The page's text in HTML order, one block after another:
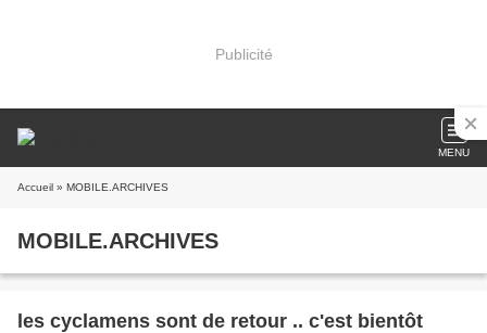
Publicité
MENU
Accueil » MOBILE.ARCHIVES
MOBILE.ARCHIVES
les cyclamens sont de retour .. c'est bientôt